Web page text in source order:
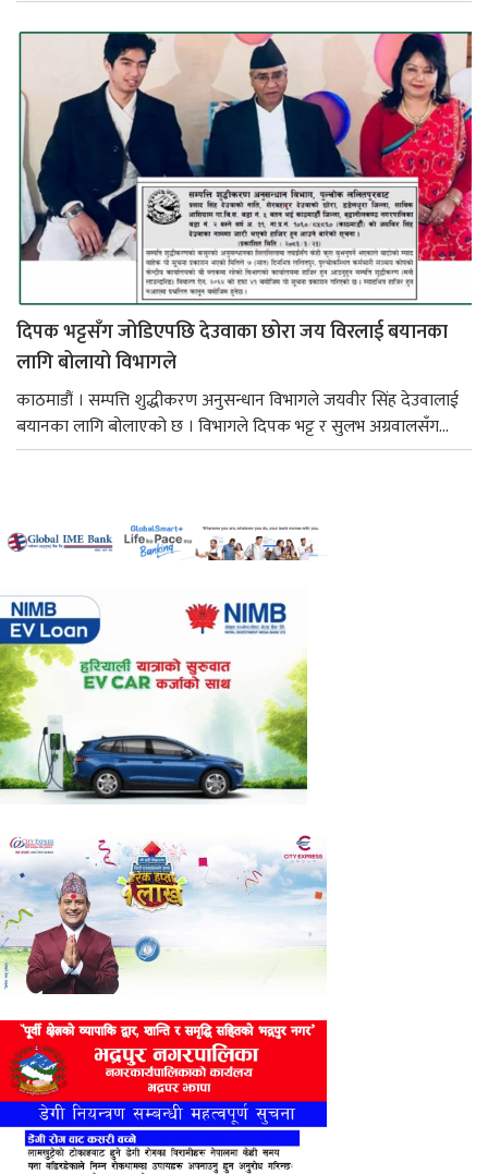
दिपक भट्टसँग जोडिएपछि देउवाका छोरा जय विरलाई बयानका
लागि बोलायो विभागले
काठमाडौं । सम्पत्ति शुद्धीकरण अनुसन्धान विभागले जयवीर सिंह देउवालाई
बयानका लागि बोलाएको छ । विभागले दिपक भट्ट र सुलभ अग्रवालसँग...